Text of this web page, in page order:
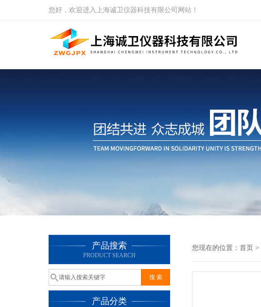
您好，欢迎进入上海诚卫仪器科技有限公司网站！
产品搜索
PRODUCT SEARCH
产品分类
您现在的位置： 首页 >